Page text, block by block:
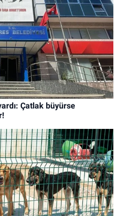
Çatlak büyürse